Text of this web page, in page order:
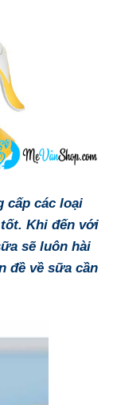
cấp các loại
Khi đến với
sẽ luôn hài
đề về sữa cần